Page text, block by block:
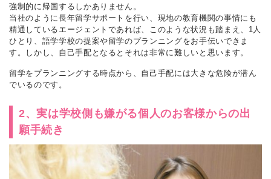
強制的に帰国するしかありません。
当社のように長年留学サポートを行い、現地の教育機関の事情にも
精通しているエージェントであれば、このような状況も踏まえ、1人
ひとり、語学学校の提案や留学のプランニングをお手伝いできま
す。しかし、自己手配となるとそれは非常に難しいと思います。
留学をプランニングする時点から、自己手配には大きな危険が潜ん
でいるのです。
2、実は学校側も嫌がる個人のお客様からの出
願手続き